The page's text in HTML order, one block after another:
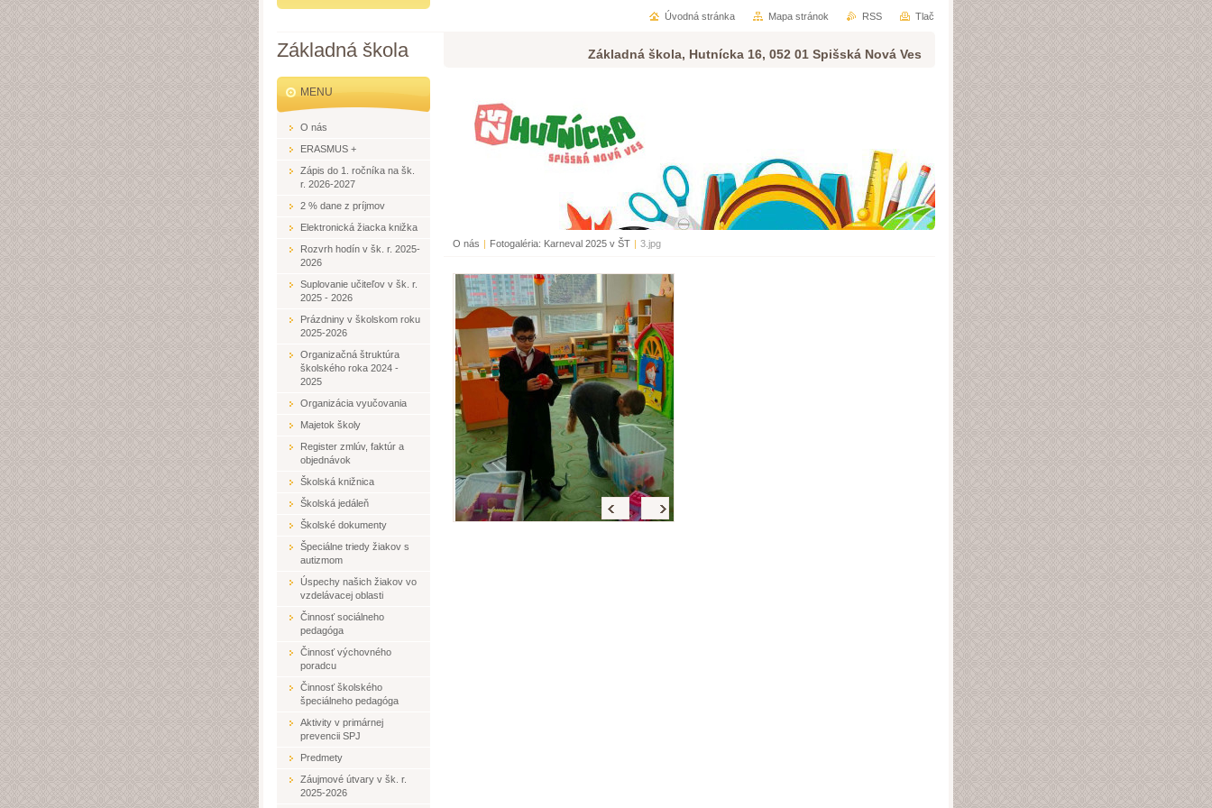
Základná škola Základná škola, Hutnícka 16, 052 01 Spišská Nová Ves
O nás | Fotogaléria: Karneval 2025 v ŠT | 3.jpg
< >
Späť
MENU
O nás
ERASMUS +
Zápis do 1. ročníka na šk.
r. 2026-2027
2 % dane z príjmov
Elektronická žiacka knižka
Rozvrh hodín v šk. r. 2025-
2026
Suplovanie učiteľov v šk. r.
2025 - 2026
Prázdniny v školskom roku
2025-2026
Organizačná štruktúra
školského roka 2024 -
2025
Organizácia vyučovania
Majetok školy
Register zmlúv, faktúr a
objednávok
Školská knižnica
Školská jedáleň
Školské dokumenty
Špeciálne triedy žiakov s
autizmom
Úspechy našich žiakov vo
vzdelávacej oblasti
Činnosť sociálneho
pedagóga
Činnosť výchovného
poradcu
Činnosť školského
špeciálneho pedagóga
Aktivity v primárnej
prevencii SPJ
Predmety
Záujmové útvary v šk. r.
2025-2026
Úvodná stránka Mapa stránok RSS Tlač